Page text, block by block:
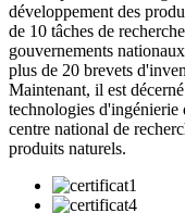
développement des
de 10 tâches de
gouvernements
plus de 20 brevets
Maintenant, il est
technologies d'ingénierie
centre national de
produits naturels.